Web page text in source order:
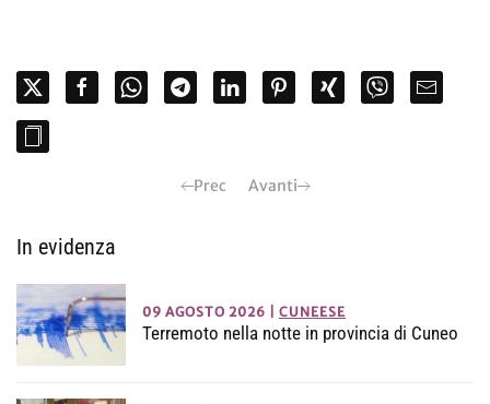
Prec Avanti
In evidenza
09 AGOSTO 2026 CUNEESE
Terremoto nella notte in provincia di Cuneo